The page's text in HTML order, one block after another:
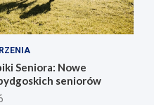
Seniora: Nowe
seniorów